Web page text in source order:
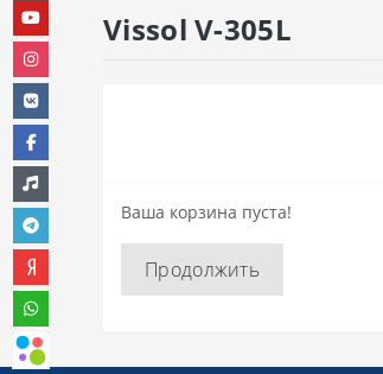
Vissol V-305L
Ваша корзина пуста!
Продолжить